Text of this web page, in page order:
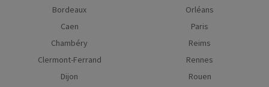
Bordeaux
Caen
Chambéry
Clermont-Ferrand
Dijon
Orléans
Paris
Reims
Rennes
Rouen